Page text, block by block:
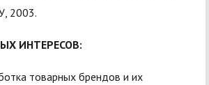
2003.
ИНТЕРЕСОВ:
товарных брендов и их